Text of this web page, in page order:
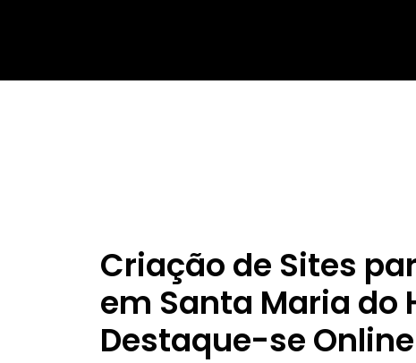
Criação de Sites
em Santa Maria do
Destaque-se Online